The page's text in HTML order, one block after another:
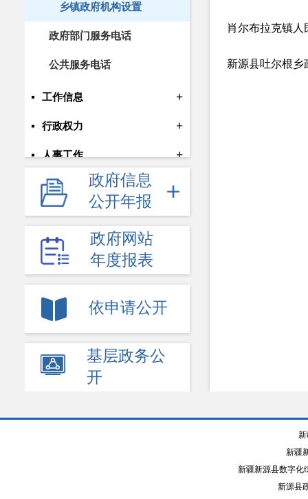
乡镇政府机构设置
政府部门服务电话
公共服务电话
工作信息 +
行政权力 +
人事工作 +
重点信息公开
+
决策公开
管理公开
结果公开
政府信息
公开年报
政府网站
年度报表
依申请公开
基层政务公
开
肖尔布拉克镇
新源县吐尔根乡
新疆
新疆新源县数字化
新源县